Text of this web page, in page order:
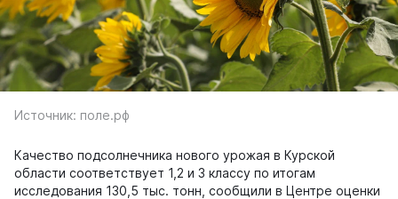
Источник: поле.рф
Качество подсолнечника нового урожая в Курской
области соответствует 1,2 и 3 классу по итогам
исследования 130,5 тыс. тонн, сообщили в Центре оценки